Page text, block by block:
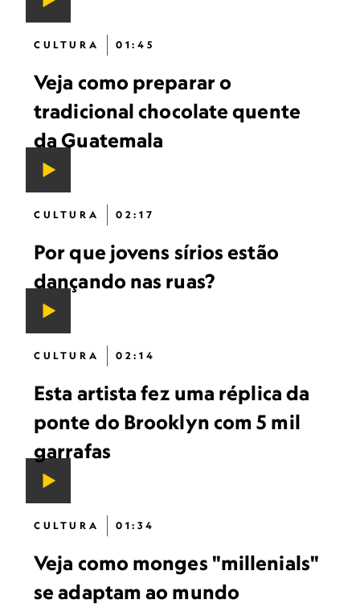
CULTURA 01:45
Veja como preparar o
tradicional chocolate quente
da Guatemala
CULTURA 02:17
Por que jovens sírios estão
dançando nas ruas?
CULTURA 02:14
Esta artista fez uma réplica da
ponte do Brooklyn com 5 mil
garrafas
CULTURA 01:34
Veja como monges "millenials"
se adaptam ao mundo